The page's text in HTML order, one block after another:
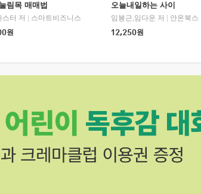
림목 매매법
스터 저
스마트비즈니스
원
오늘내일하는 사이
임봉근,임다운 저
안온북스
12,250원